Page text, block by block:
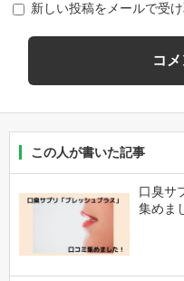
新しい投稿をメールで受
この人が書いた記事
口臭サ
集めま